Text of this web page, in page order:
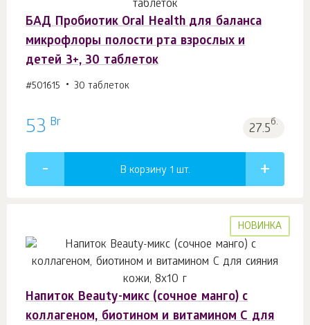
БАД Пробиотик Oral Health для баланса
микрофлоры полости рта взрослых и
детей 3+, 30 таблеток
#501615 30 таблеток
53 Br 27.5б.
В корзину 1 шт.
НОВИНКА
Напиток Beauty-микс (сочное манго) с
коллагеном, биотином и витамином С для